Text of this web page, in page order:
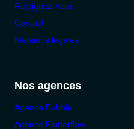
Rejoignez-nous
Contact
Mentions légales
Nos agences
Agence Bubble
Agence Flutterflow